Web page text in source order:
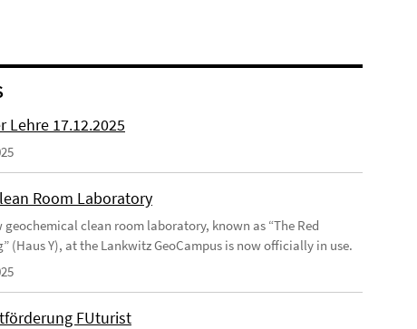
Lehre 17.12.2025
Room Laboratory
geochemical clean room laboratory, known as “The Red
(Haus Y), at the Lankwitz GeoCampus is now officially in use.
FUturist